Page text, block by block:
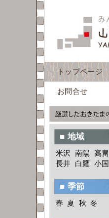
トップページ
お問合せ
■ 地域
米沢 南陽 高畠
長井 白鷹 小国
■ 季節
春 夏 秋 冬